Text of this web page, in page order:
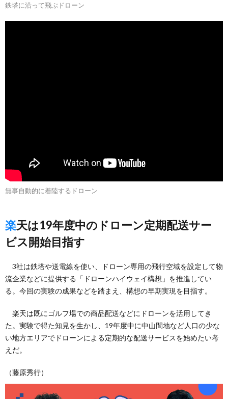
鉄塔に沿って飛ぶドローン
無事自動的に着陸するドローン
楽天は19年度中のドローン定期配送サー
ビス開始目指す
3社は鉄塔や送電線を使い、ドローン専用の飛行空域を設定して物
流企業などに提供する「ドローンハイウェイ構想」を推進してい
る。今回の実験の成果などを踏まえ、構想の早期実現を目指す。
楽天は既にゴルフ場での商品配送などにドローンを活用してき
た。実験で得た知見を生かし、19年度中に中山間地など人口の少な
い地方エリアでドローンによる定期的な配送サービスを始めたい考
えだ。
（藤原秀行）